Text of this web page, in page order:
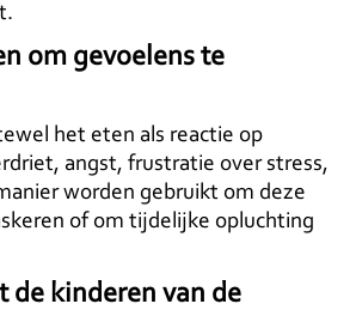
om gevoelens te
het eten als reactie op
angst, frustratie over stress,
worden gebruikt om deze
of om tijdelijke opluchting
de kinderen van de